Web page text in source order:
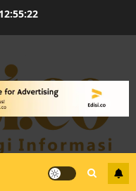
12:55:22